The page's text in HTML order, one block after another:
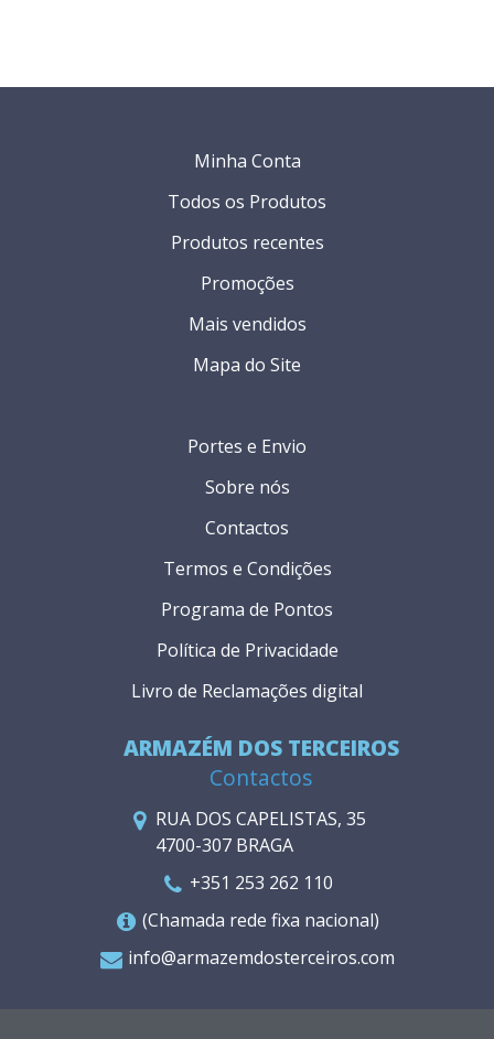
ARMAZÉM DOS TERCEIROS
Contactos
RUA DOS CAPELISTAS, 35
4700-307 BRAGA
+351 253 262 110
(Chamada rede fixa nacional)
info@armazemdosterceiros.com
Portes e Envio
Sobre nós
Contactos
Termos e Condições
Programa de Pontos
Política de Privacidade
Livro de Reclamações digital
Minha Conta
Todos os Produtos
Produtos recentes
Promoções
Mais vendidos
Mapa do Site